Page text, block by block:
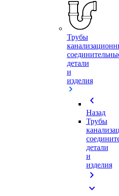
Трубы
детали
и
изделия
chevron_left
Назад
Трубы
детали
и
изделия
chevron_right
expand_more